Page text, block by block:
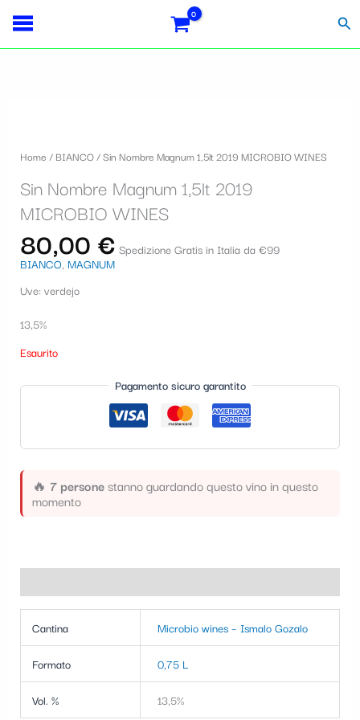
contenuto
Home / BIANCO/ Sin Nombre Magnum 1,5lt 2019 MICROBIO WINES
Sin Nombre Magnum 1,5lt 2019
MICROBIO WINES
80,00 € Spedizione Gratis in Italia da €99
BIANCO, MAGNUM
Uve: verdejo
13,5%
Esaurito
Pagamento sicuro garantito
🔥 7 personestanno guardando questo vino in questo
momento
Cantina Microbio wines – Ismalo Gozalo
Formato 0,75 L
Vol. % 13,5%
S
o
n
a
u
n
a
c
a
o
r